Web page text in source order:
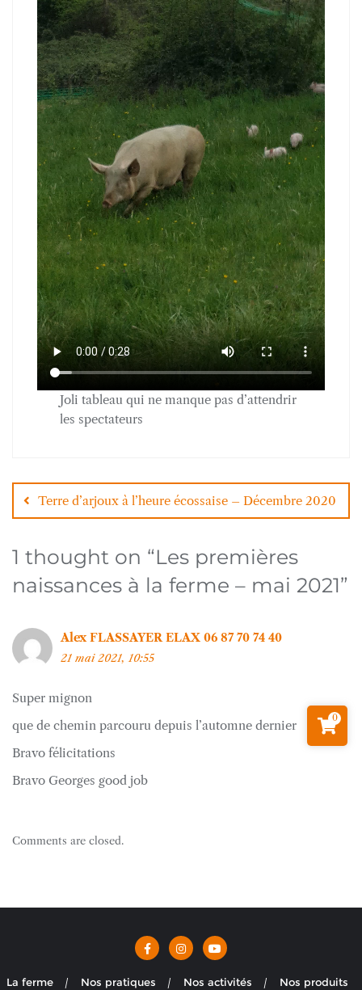
Joli tableau qui ne manque pas d’attendrir
les spectateurs
de
l’article
Terre d’arjoux à l’heure écossaise – Décembre 2020
1 thought on “Les premières
naissances à la ferme – mai 2021”
Alex FLASSAYER ELAX 06 87 70 74 40
21 mai 2021, 10:55
Super mignon
que de chemin parcouru depuis l’automne dernier
Bravo félicitations
Bravo Georges good job
Comments are closed.
La ferme Nos pratiques Nos activités Nos produits
0